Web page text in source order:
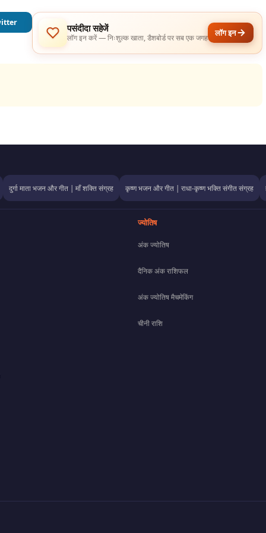
पसंदीदा सहेजें
लॉग इन करें — निःशुल्क खाता, डैशबोर्ड पर सब एक जगह लॉग इन
दुर्गा माता भजन और गीत | माँ शक्ति संग्रह कृष्ण भजन और गीत | राधा-कृष्ण भक्ति संगीत संग्रह
ज्योतिष
अंक ज्योतिष
दैनिक अंक राशिफल
अंक ज्योतिष मैचमेकिंग
चीनी राशि